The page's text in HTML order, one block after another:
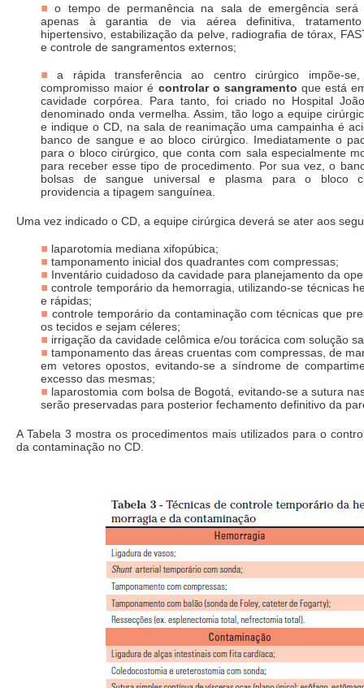
o tempo de permanência na sala de emergência será
apenas à garantia de via aérea definitiva,
hipertensivo, estabilização da pelve, radiografia de tórax,
e controle de sangramentos externos;
a rápida transferência ao centro cirúrgico impõe-
compromisso maior é controlar o sangramento que está
cavidade corpórea. Para tanto, foi criado no Hospital
denominado onda vermelha. Assim, tão logo a equipe
e indique o CD, na sala de reanimação uma campainha é
banco de sangue e ao bloco cirúrgico. Imediatamente o
para o bloco cirúrgico, que conta com sala especialmente
para receber esse tipo de procedimento. Por sua vez, o
bolsas de sangue universal e plasma para o bloco
providencia a tipagem sanguínea.
Uma vez indicado o CD, a equipe cirúrgica deverá se ater aos
laparotomia mediana xifopúbica;
tamponamento inicial dos quadrantes com compressas;
Inventário cuidadoso da cavidade para planejamento da
controle temporário da hemorragia, utilizando-se técnicas
e rápidas;
controle temporário da contaminação com técnicas que
os tecidos e sejam céleres;
irrigação da cavidade celômica e/ou torácica com solução
tamponamento das áreas cruentas com compressas, de
em vetores opostos, evitando-se a síndrome de
excesso das mesmas;
laparostomia com bolsa de Bogotá, evitando-se a sutura
serão preservadas para posterior fechamento definitivo da
A Tabela 3 mostra os procedimentos mais utilizados para o
da contaminação no CD.